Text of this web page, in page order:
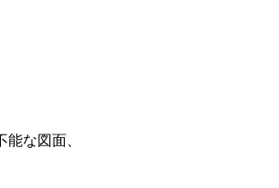
な図面、